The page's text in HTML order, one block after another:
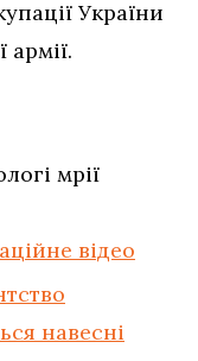
України
армії.
мрії
відео
навесні